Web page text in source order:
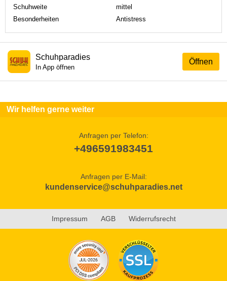
Schuhweite
mittel
Besonderheiten
Antistress
Öffnen
Schuhparadies
In App öffnen
Wir helfen gerne weiter
Anfragen per Telefon:
+496591983451
Anfragen per E-Mail:
kundenservice@schuhparadies.net
Impressum AGB Widerrufsrecht